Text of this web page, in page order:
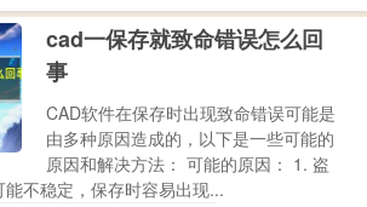
cad一保存就致命错误怎么回
事
CAD软件在保存时出现致命错误可能是
由多种原因造成的，以下是一些可能的
原因和解决方法： 可能的原因： 1. 盗
不稳定，保存时容易出现...